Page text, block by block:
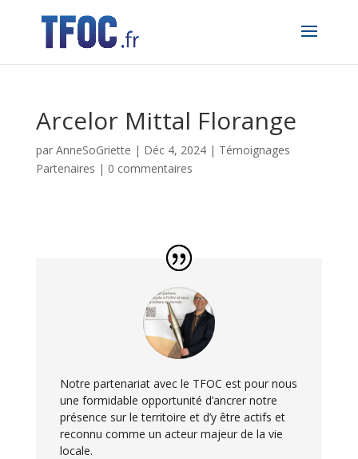
Arcelor Mittal Florange
par AnneSoGriette | Déc 4, 2024| Témoignages
Partenaires | 0 commentaires
Notre partenariat avec le TFOC est pour nous
une formidable opportunité d’ancrer notre
présence sur le territoire et d’y être actifs et
reconnu comme un acteur majeur de la vie
locale.